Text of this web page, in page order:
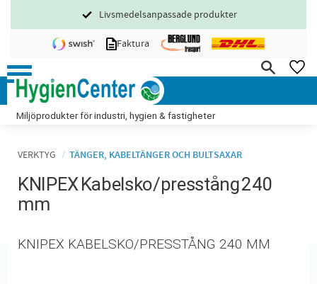
Meny
Livsmedelsanpassade produkter
Faktura
Miljöprodukter för industri, hygien & fastigheter
VERKTYG TÄNGER, KABELTÄNGER OCH BULTSAXAR
KNIPEX Kabelsko/presstång 240
mm
KNIPEX KABELSKO/PRESSTÅNG 240 MM